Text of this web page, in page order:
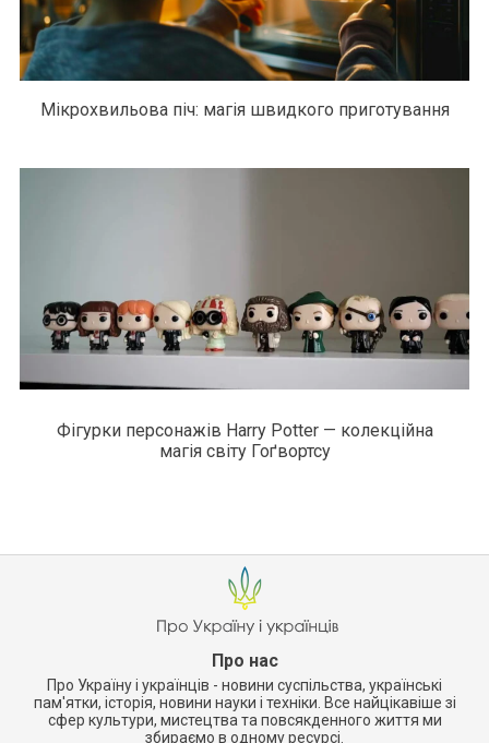
Мікрохвильова піч: магія швидкого приготування
Фігурки персонажів Harry Potter — колекційна
магія світу Гоґвортсу
Про нас
Про Україну і українців - новини суспільства, українські
пам'ятки, історія, новини науки і техніки. Все найцікавіше зі
сфер культури, мистецтва та повсякденного життя ми
збираємо в одному ресурсі.